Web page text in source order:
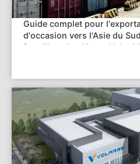
Guide complet pour
d'occasion vers l'Asie du
ferraillage intelligent Volar